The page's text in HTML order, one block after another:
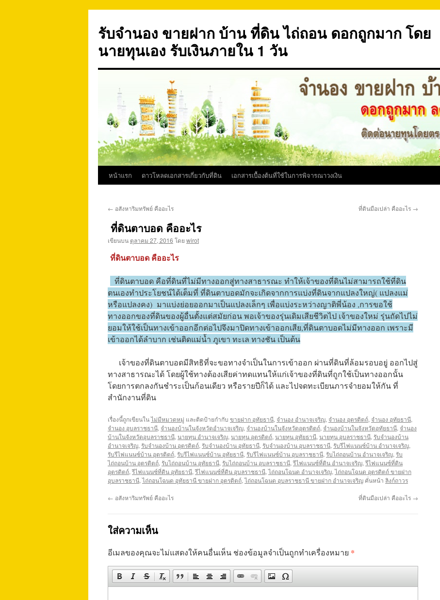
ยัง
เนื้อหา
รับจำนอง ขายฝาก บ้าน ที่ดิน ไถ่ถอน ดอกถูกมาก โดย
นายทุนเอง รับเงินภายใน 1 วัน
หน้าแรก ดาวโหลดเอกสารเกี่ยวกับที่ดิน เอกสารเบื้องต้นที่ใช้ในการพิจารณาวงเงิน
← อสังหาริมทรัพย์ คืออะไร ที่ดินมือเปล่า คืออะไร →
ที่ดินตาบอด คืออะไร
เขียนบน ตุลาคม 27, 2016 โดย wirot
ที่ดินตาบอด คืออะไร
ที่ดินตาบอด คือที่ดินที่ไม่มีทางออกสู่ทางสาธารณะ ทำให้เจ้าของที่ดินไม่สามารถใช้ที่ดิน
ตนเองทำประโยชน์ได้เต็มที่ ที่ดินตาบอดมักจะเกิดจากการแบ่งที่ดินจากแปลงใหญ่( แปลงแม่
หรือแปลงคง) มาแบ่งย่อยออกมาเป็นแปลงเล็กๆ เพื่อแบ่งระหว่างญาติพี่น้อง ,การขอใช้
ทางออกของที่ดินของผู้อื่นตั้งแต่สมัยก่อน พอเจ้าของรุ่นเดิมเสียชีวิตไป เจ้าของใหม่ รุ่นถัดไปไม่
ยอมให้ใช้เป็นทางเข้าออกอีกต่อไปจึงมาปิดทางเข้าออกเสีย,ที่ดินตาบอดไม่มีทางออก เพราะมี
เข้าออกได้ลำบาก เช่นติดแม่น้ำ ภูเขา ทะเล ทางชัน เป็นต้น
เจ้าของที่ดินตาบอดมีสิทธิที่จะขอทางจำเป็นในการเข้าออก ผ่านที่ดินที่ล้อมรอบอยู่ ออกไปสู่
ทางสาธารณะได้ โดยผู้ใช้ทางต้องเสียค่าทดแทนให้แก่เจ้าของที่ดินที่ถูกใช้เป็นทางออกนั้น
โดยการตกลงกันชำระเป็นก้อนเดียว หรือรายปีก็ได้ และไปจดทะเบียนภารจำยอมให้กัน ที่
สำนักงานที่ดิน
เรื่องนี้ถูกเขียนในไม่มีหมวดหมู่ และติดป้ายกำกับ ขายฝาก อุทัยธานี, จำนอง อำนาจเจริญ, จำนอง อุตรดิตถ์, จำนอง อุทัยธานี,
จำนอง อุบลราชธานี, จำนองบ้านในจังหวัดอำนาจเจริญ, จำนองบ้านในจังหวัดอุตรดิตถ์, จำนองบ้านในจังหวัดอุทัยธานี, จำนอง
บ้านในจังหวัดอุบลราชธานี, นายทุน อำนาจเจริญ, นายทุน อุตรดิตถ์, นายทุน อุทัยธานี, นายทุน อุบลราชธานี, รับจำนองบ้าน
อำนาจเจริญ, รับจำนองบ้าน อุตรดิตถ์, รับจำนองบ้าน อุทัยธานี, รับจำนองบ้าน อุบลราชธานี, รับรีไฟแนนซ์บ้าน อำนาจเจริญ,
รับรีไฟแนนซ์บ้าน อุตรดิตถ์, รับรีไฟแนนซ์บ้าน อุทัยธานี, รับรีไฟแนนซ์บ้าน อุบลราชธานี, รับไถ่ถอนบ้าน อำนาจเจริญ, รับ
ไถ่ถอนบ้าน อุตรดิตถ์, รับไถ่ถอนบ้าน อุทัยธานี, รับไถ่ถอนบ้าน อุบลราชธานี,รีไฟแนนซ์ที่ดิน อำนาจเจริญ,รีไฟแนนซ์ที่ดิน
อุตรดิตถ์,รีไฟแนนซ์ที่ดิน อุทัยธานี,รีไฟแนนซ์ที่ดิน อุบลราชธานี,ไถ่ถอนโฉนด อำนาจเจริญ,ไถ่ถอนโฉนด อุตรดิตถ์ ขายฝาก
อุบลราชธานี,ไถ่ถอนโฉนด อุทัยธานี ขายฝาก อุตรดิตถ์,ไถ่ถอนโฉนด อุบลราชธานี ขายฝาก อำนาจเจริญ คั่นหน้า ลิงก์ถาวร
← อสังหาริมทรัพย์ คืออะไร ที่ดินมือเปล่า คืออะไร →
ใส่ความเห็น
อีเมลของคุณจะไม่แสดงให้คนอื่นเห็น ช่องข้อมูลจำเป็นถูกทำเครื่องหมาย *